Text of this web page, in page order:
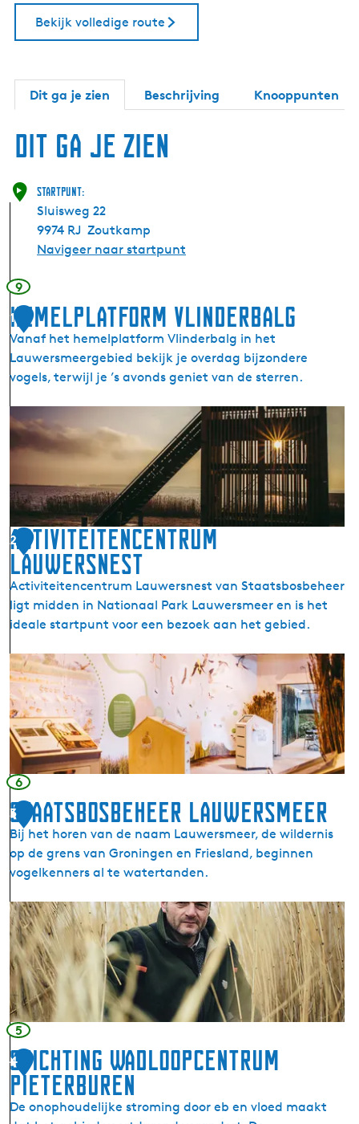
Bekijk volledige route
Dit ga je zien Beschrijving Knooppunten
Dit ga je zien
Startpunt:
Sluisweg 22
9974 RJ Zoutkamp
Navigeer naar startpunt
9
1
Hemelplatform Vlinderbalg
Vanaf het hemelplatform Vlinderbalg in het
Lauwersmeergebied bekijk je overdag bijzondere
vogels, terwijl je ’s avonds geniet van de sterren.
H
e
m
l
p
l
a
t
f
o
r
V
l
i
n
d
r
b
a
l
g
2
Activiteitencentrum
Lauwersnest
Activiteitencentrum Lauwersnest van Staatsbosbeheer
ligt midden in Nationaal Park Lauwersmeer en is het
ideale startpunt voor een bezoek aan het gebied.
A
c
t
i
v
t
i
t
e
n
e
n
t
r
u
m
L
a
u
w
e
6
3
Staatsbosbeheer Lauwersmeer
Bij het horen van de naam Lauwersmeer, de wildernis
op de grens van Groningen en Friesland, beginnen
vogelkenners al te watertanden.
S
t
a
a
t
s
b
s
b
e
5
4
Stichting Wadloopcentrum
Pieterburen
De onophoudelijke stroming door eb en vloed maakt